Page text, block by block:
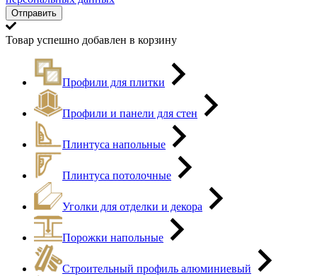
Товар успешно добавлен в корзину
Профили для плитки
Профили и панели для стен
Плинтуса напольные
Плинтуса потолочные
Уголки для отделки и декора
Порожки напольные
Строительный профиль алюминиевый